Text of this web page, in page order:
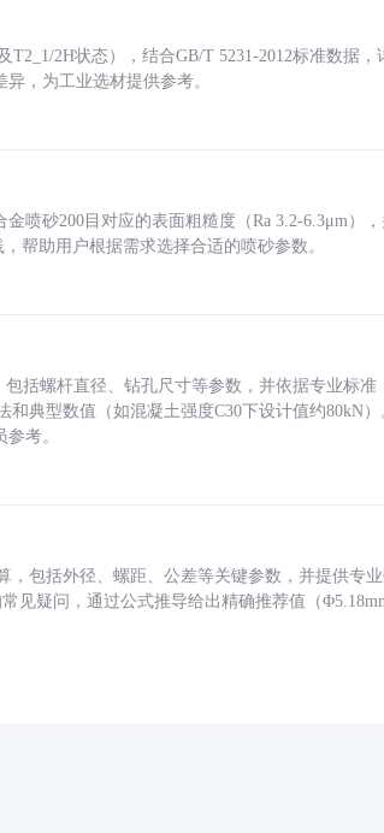
2H状态），结合GB/T 5231-2012标准数据，
，为工业选材提供参考。
喷砂200目对应的表面粗糙度（Ra 3.2-6.3μm）
帮助用户根据需求选择合适的喷砂参数。
括螺杆直径、钻孔尺寸等参数，并依据专业标准
和典型数值（如混凝土强度C30下设计值约80kN
考。
，包括外径、螺距、公差等关键参数，并提供专
见疑问，通过公式推导给出精确推荐值（